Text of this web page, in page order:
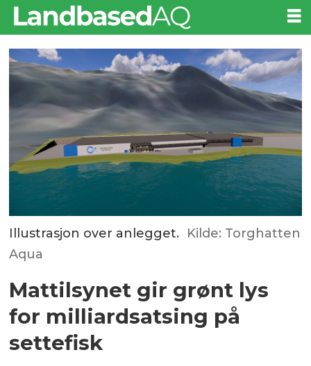
Illustrasjon over anlegget. Kilde: Torghatten
Aqua
Mattilsynet gir grønt lys
for milliardsatsing på
settefisk